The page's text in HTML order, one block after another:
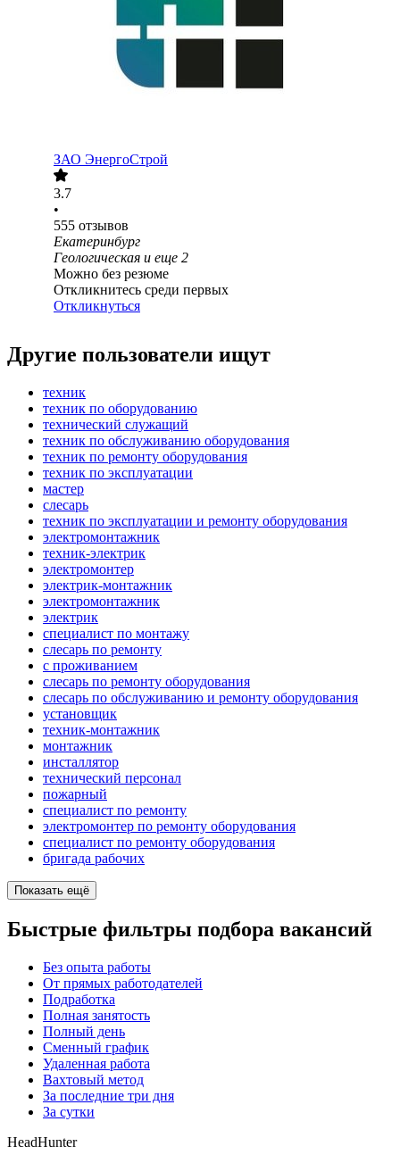
ЗАО ЭнергоСтрой
3.7
•
555 отзывов
Екатеринбург
Геологическая и еще 2
Можно без резюме
Откликнитесь среди первых
Откликнуться
Другие пользователи ищут
техник
техник по оборудованию
технический служащий
техник по обслуживанию оборудования
техник по ремонту оборудования
техник по эксплуатации
мастер
слесарь
техник по эксплуатации и ремонту оборудования
электромонтажник
техник-электрик
электромонтер
электрик-монтажник
электромонтажник
электрик
специалист по монтажу
слесарь по ремонту
с проживанием
слесарь по ремонту оборудования
слесарь по обслуживанию и ремонту оборудования
установщик
техник-монтажник
монтажник
инсталлятор
технический персонал
пожарный
специалист по ремонту
электромонтер по ремонту оборудования
специалист по ремонту оборудования
бригада рабочих
Показать ещё
Быстрые фильтры подбора вакансий
Без опыта работы
От прямых работодателей
Подработка
Полная занятость
Полный день
Сменный график
Удаленная работа
Вахтовый метод
За последние три дня
За сутки
HeadHunter